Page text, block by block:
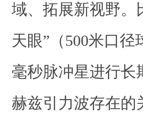
域、拓展新视野。
天眼”（500米口
毫秒脉冲星进行长
赫兹引力波存在的